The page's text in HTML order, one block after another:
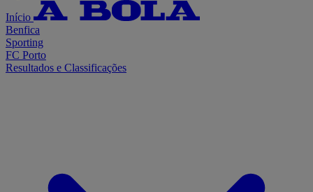
Início
Benfica
Sporting
FC Porto
Resultados e Classificações